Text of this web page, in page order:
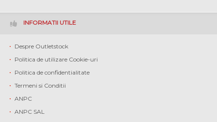
INFORMATII UTILE
Despre Outletstock
Politica de utilizare Cookie-uri
Politica de confidentialitate
Termeni si Conditii
ANPC
ANPC SAL